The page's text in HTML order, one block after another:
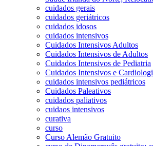
cuidados gerais
cuidados geriátricos
cuidados idosos
cuidados intensivos
Cuidados Intensivos Adultos
Cuidados Intensivos de Adultos
Cuidados Intensivos de Pediatria
Cuidados Intensivos e
cuidados intensivos pediátricos
Cuidados Paleativos
cuidados paliativos
cuidaos intensivos
curativa
curso
Curso Alemão Gratuito